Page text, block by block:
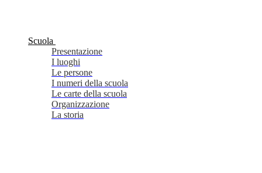
Scuola
Presentazione
I luoghi
Le persone
I numeri della scuola
Le carte della scuola
Organizzazione
La storia